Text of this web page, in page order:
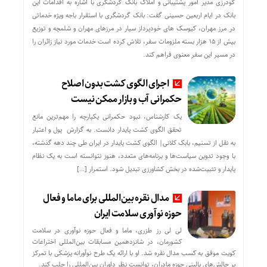
بانک در ایام اربعین حسینی گفت: بانک گردشگری با استقرار باجه ویژه خدماتی
در مرز مهران، کیوسک های خودپرداز سیار در مرزهای مهران و شلمچه و توزیع
بیش از ۱۵ هزار بسته ملزومات سفر، تلاش کرده است خدمات مورد نیاز زائران را
در مسیر این سفر معنوی فراهم کند.
اجرای الگوی کشت بدون اصلاح
حکمرانی آب و بازار ممکن نیست
یک کارشناس، نبود حکمرانی یکپارچه را مهم‌ترین مانع
تحقق الگوی کشت پایدار دانست. به گزارش پول و اعتبار
به نقل از تسنیم، بابک کلانی| الگوی کشت پایدار در ایران طی چند دهه گذشته،
با وجود تدوین سیاست‌ها و برنامه‌های متعدد، هنوز نتوانسته است به یک نظام
پایدار و تثبیت‌شده در بخش کشاورزی تبدیل شود. استمرار […]
مدال نقره بین‌المللی برای ماما و فعال
حوزه نوآوری سلامت ایران
لی لی رز طزری، ماما و فعال حوزه نوآوری در سلامت
کشورمان، در شانزدهمین مسابقات بین‌المللی اختراعات
کویت موفق به کسب مدال نقره شد. او با ارائه یک طرح نوآورانه پزشکی با تمرکز
بر چالش‌های بالینی حوزه مادران، توانست نظر داوران بین‌المللی را جلب کند.